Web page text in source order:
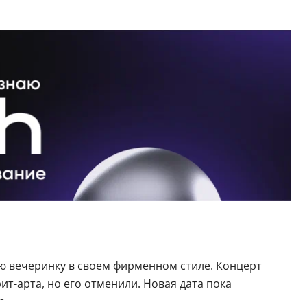
вечеринку в своем фирменном стиле. Концерт
арта, но его отменили. Новая дата пока